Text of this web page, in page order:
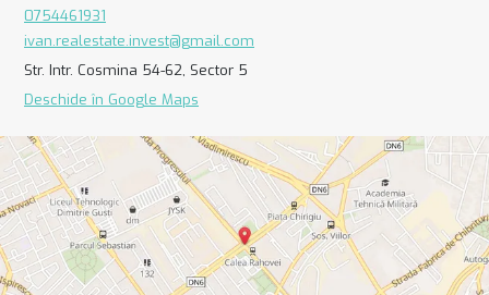
0754461931
ivan.realestate.invest@gmail.com
Str. Intr. Cosmina 54-62, Sector 5
Deschide în Google Maps